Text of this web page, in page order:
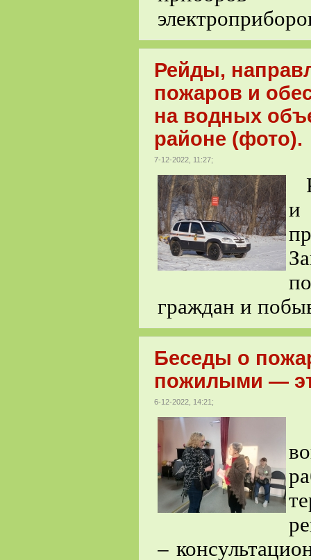
Рейды,
пожаров и
на водных
районе (фото).
7-12-2022, 11:27;
и
граждан и
Беседы о
пожилыми —
6-12-2022, 14:21;
–